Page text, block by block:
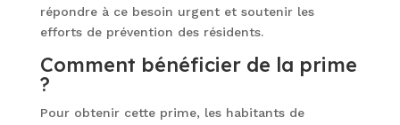
répondre à ce besoin urgent et soutenir les
efforts de prévention des résidents.
Comment bénéficier de la prime
?
Pour obtenir cette prime, les habitants de